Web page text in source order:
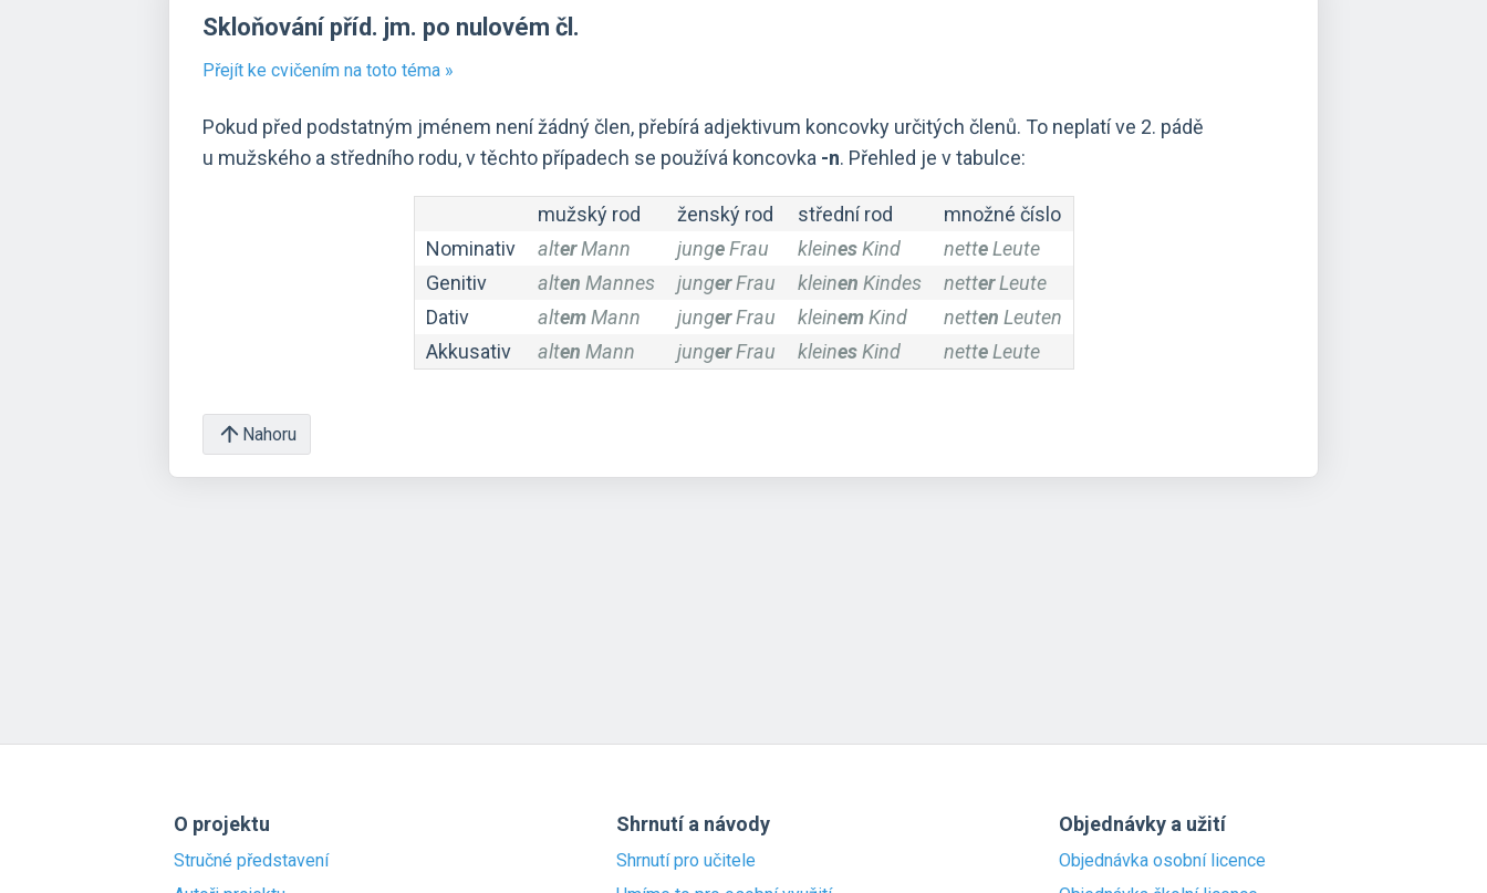
Skloňování příd. jm. po nulovém čl.
Přejít ke cvičením na toto téma »
Pokud před podstatným jménem není žádný člen, přebírá adjektivum koncovky určitých členů. To neplatí ve 2. pádě
u mužského a středního rodu, v těchto případech se používá koncovka -n. Přehled je v tabulce:
mužský rod ženský rod střední rod
množné číslo
Nominativ
alterMann jungeFrau kleinesKind netteLeute
Genitiv
alten Mannes jungerFrau kleinen Kindes netterLeute
Dativ
altemMann jungerFrau kleinemKind netten Leuten
Akkusativ
alten Mann jungerFrau kleinesKind netteLeute
Nahoru
O projektu
Stručné představení
Shrnutí a návody
Shrnutí pro učitele
Objednávky a užití
Objednávka osobní licence